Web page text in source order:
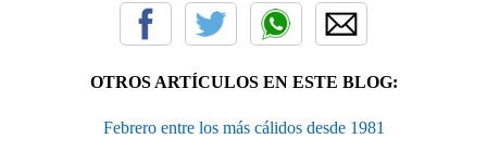
OTROS ARTÍCULOS EN ESTE BLOG:
Febrero entre los más cálidos desde 1981